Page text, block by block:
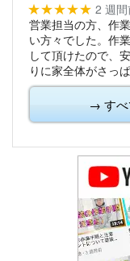
★★★★★ 2 週
営業担当の方、作
い方々でした。作
して頂けたので、
りに家全体がさっ
→ すべ